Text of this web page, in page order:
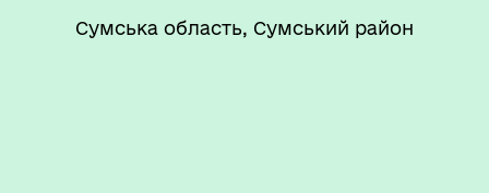
Сумська область, Сумський район